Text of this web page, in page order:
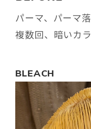
パーマ、パーマ
複数回、暗いカ
BLEACH